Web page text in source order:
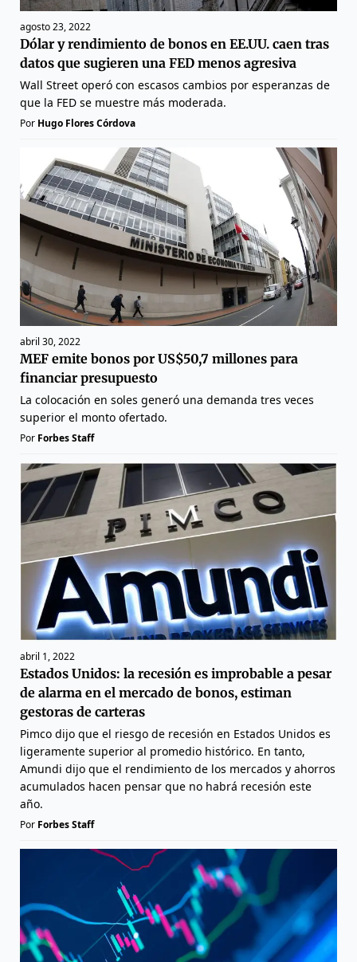
agosto 23, 2022
Dólar y rendimiento de bonos en EE.UU. caen tras
datos que sugieren una FED menos agresiva
Wall Street operó con escasos cambios por esperanzas de
que la FED se muestre más moderada.
Por Hugo Flores Córdova
abril 30, 2022
MEF emite bonos por US$50,7 millones para
financiar presupuesto
La colocación en soles generó una demanda tres veces
superior el monto ofertado.
Por Forbes Staff
abril 1, 2022
Estados Unidos: la recesión es improbable a pesar
de alarma en el mercado de bonos, estiman
gestoras de carteras
Pimco dijo que el riesgo de recesión en Estados Unidos es
ligeramente superior al promedio histórico. En tanto,
Amundi dijo que el rendimiento de los mercados y ahorros
acumulados hacen pensar que no habrá recesión este
año.
Por Forbes Staff